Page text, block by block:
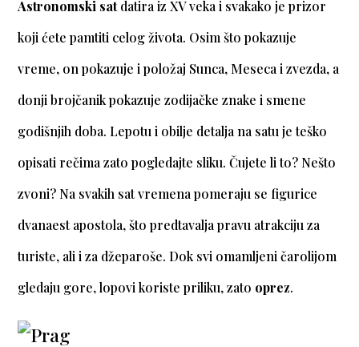
Astronomski satdatira iz XV veka i svakako je prizor
koji ćete pamtiti celog života. Osim što pokazuje
vreme, on pokazuje i položaj Sunca, Meseca i zvezda, a
donji brojčanik pokazuje zodijačke znake i smene
godišnjih doba. Lepotu i obilje detalja na satu je teško
opisati rečima zato pogledajte sliku. Čujete li to? Nešto
zvoni? Na svakih sat vremena pomeraju se figurice
dvanaest apostola, što predtavalja pravu atrakciju za
turiste, ali i za džeparoše. Dok svi omamljeni čarolijom
gledaju gore, lopovi koriste priliku, zato oprez.